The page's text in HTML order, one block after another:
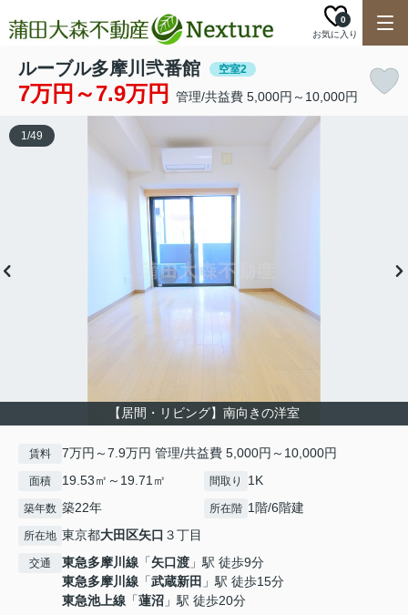
お気に入り
0
ルーブル多摩川弐番館 空室2
7万円～7.9万円 管理/共益費 5,000円～10,000円
【居間・リビング】南向きの洋室
1/49
賃料 7万円～7.9万円 管理/共益費 5,000円～10,000円
面積 19.53㎡～19.71㎡ 間取り 1K
築年数 築22年 所在階 1階/6階建
所在地 東京都大田区矢口 ３丁目
交通 東急多摩川線 「矢口渡 」駅 徒歩9分
東急多摩川線 「武蔵新田 」駅 徒歩15分
東急池上線 「蓮沼 」駅 徒歩20分